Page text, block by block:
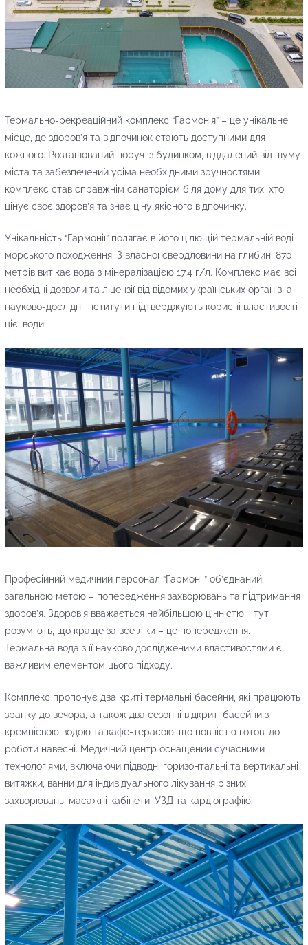
Термально-рекреаційний комплекс “Гармонія” – це унікальне
місце, де здоров’я та відпочинок стають доступними для
кожного. Розташований поруч із будинком, віддалений від шуму
міста та забезпечений усіма необхідними зручностями,
комплекс став справжнім санаторієм біля дому для тих, хто
цінує своє здоров’я та знає ціну якісного відпочинку.
Унікальність “Гармонії” полягає в його цілющій термальній воді
морського походження. З власної свердловини на глибині 870
метрів витікає вода з мінералізацією 17,4 г/л. Комплекс має всі
необхідні дозволи та ліцензії від відомих українських органів, а
науково-дослідні інститути підтверджують корисні властивості
цієї води.
Професійний медичний персонал “Гармонії” об’єднаний
загальною метою – попередження захворювань та підтримання
здоров’я. Здоров’я вважається найбільшою цінністю, і тут
розуміють, що краще за все ліки – це попередження.
Термальна вода з її науково дослідженими властивостями є
важливим елементом цього підходу.
Комплекс пропонує два криті термальні басейни, які працюють
зранку до вечора, а також два сезонні відкриті басейни з
кремнієвою водою та кафе-терасою, що повністю готові до
роботи навесні. Медичний центр оснащений сучасними
технологіями, включаючи підводні горизонтальні та вертикальні
витяжки, ванни для індивідуального лікування різних
захворювань, масажні кабінети, УЗД та кардіографію.